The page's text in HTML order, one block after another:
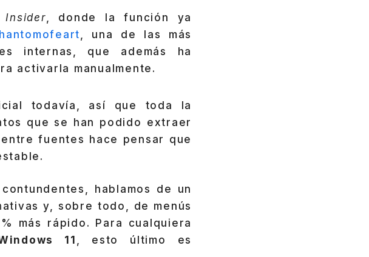
, donde la función ya
, una de las más
internas, que además ha
activarla manualmente.
todavía, así que toda la
que se han podido extraer
fuentes hace pensar que
hablamos de un
y, sobre todo, de menús
más rápido. Para cualquiera
11
, esto último es